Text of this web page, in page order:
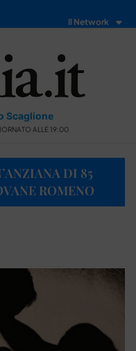
Il Network
Scaglione
ALLE 19:00
DI 85
ROMENO